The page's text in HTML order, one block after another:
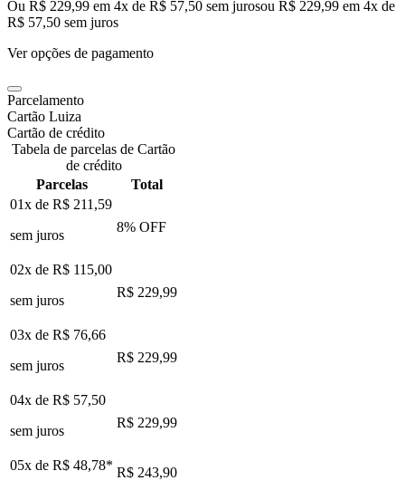
Ou R$ 229,99 em 4x de R$ 57,50 sem jurosou R$ 229,99 em 4x de
R$ 57,50 sem juros
Ver opções de pagamento
Parcelamento
Cartão Luiza
Cartão de crédito
Tabela de parcelas de Cartão
de crédito
Parcelas
Total
01x de R$ 211,59
sem juros
8% OFF
02x de R$ 115,00
sem juros
R$ 229,99
03x de R$ 76,66
sem juros
R$ 229,99
04x de R$ 57,50
sem juros
R$ 229,99
05x de R$ 48,78* R$ 243,90